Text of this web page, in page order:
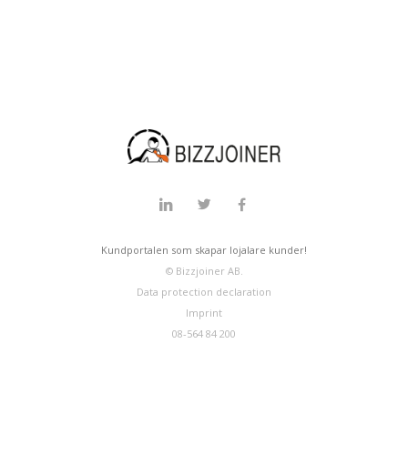
Kundportalen som skapar lojalare kunder!
© Bizzjoiner AB.
Data protection declaration
Imprint
08-564 84 200